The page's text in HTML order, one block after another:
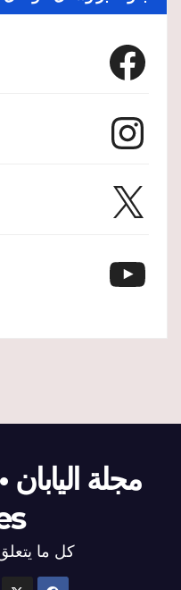
Facebook
Instagram
X
YouTube
كل ما يتعلق